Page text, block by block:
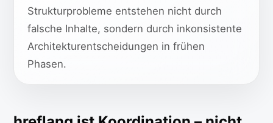
Strukturprobleme entstehen nicht durch
falsche Inhalte, sondern durch inkonsistente
Architekturentscheidungen in frühen
Phasen.